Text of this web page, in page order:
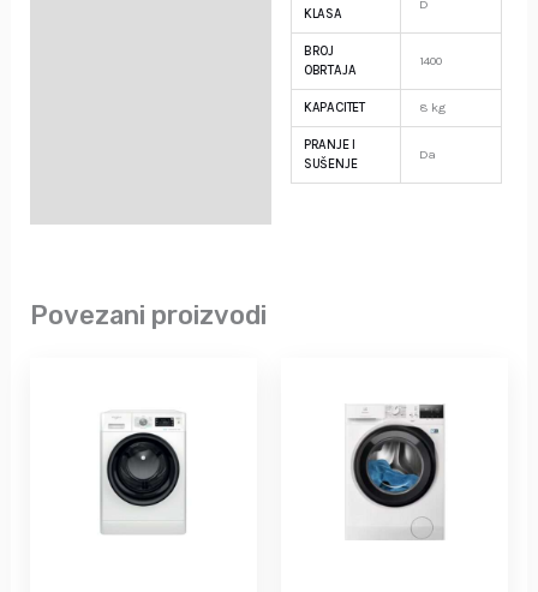
KLASA
D
BROJ
OBRTAJA
1400
KAPACITET 8 kg
PRANJE I
SUŠENJE
Da
Povezani proizvodi